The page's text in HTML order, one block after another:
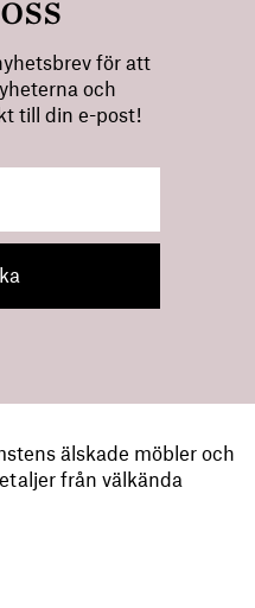
för att
och
till din e-post!
älskade möbler och
från välkända